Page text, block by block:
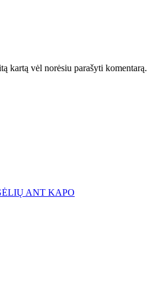
kartą vėl norėsiu parašyti komentarą.
ANT KAPO